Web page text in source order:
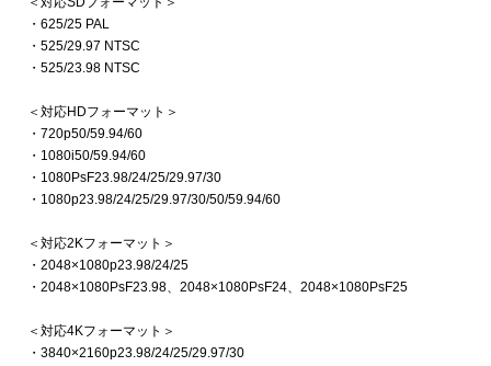
・625/25 PAL
・525/29.97 NTSC
・525/23.98 NTSC
＜対応HDフォーマット＞
・720p50/59.94/60
・1080i50/59.94/60
・1080PsF23.98/24/25/29.97/30
・1080p23.98/24/25/29.97/30/50/59.94/60
＜対応2Kフォーマット＞
・2048×1080p23.98/24/25
・2048×1080PsF23.98、2048×1080PsF24、2048×1080PsF25
＜対応4Kフォーマット＞
・3840×2160p23.98/24/25/29.97/30